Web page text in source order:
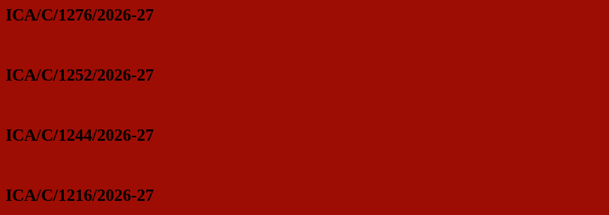
ICA/C/1276/2026-27
ICA/C/1252/2026-27
ICA/C/1244/2026-27
ICA/C/1216/2026-27